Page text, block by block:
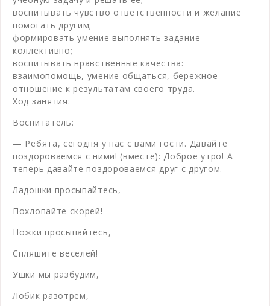
воспитывать чувство ответственности и желание
помогать другим;
формировать умение выполнять задание
коллективно;
воспитывать нравственные качества:
взаимопомощь, умение общаться, бережное
отношение к результатам своего труда.
Ход занятия:
Воспитатель:
— Ребята, сегодня у нас с вами гости. Давайте
поздороваемся с ними! (вместе): Доброе утро! А
теперь давайте поздороваемся друг с другом.
Ладошки просыпайтесь,
Похлопайте скорей!
Ножки просыпайтесь,
Спляшите веселей!
Ушки мы разбудим,
Лобик разотрём,